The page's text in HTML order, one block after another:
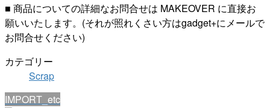
■ 商品についての詳細なお問合せは MAKEOVER に直接お
願いいたします。(それが照れくさい方はgadget+にメールで
お問合せください)
カテゴリー
Scrap
IMPORT_etc